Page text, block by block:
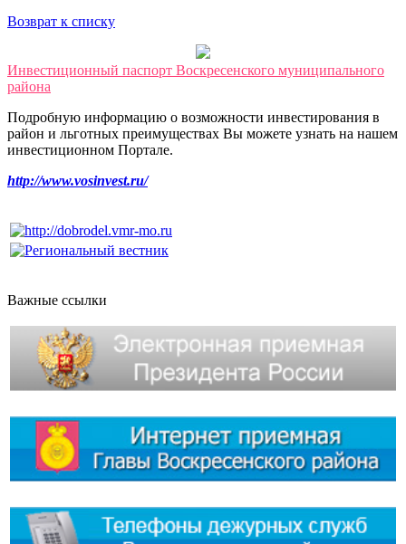
Возврат к списку
Инвестиционный паспорт Воскресенского муниципального
района
Подробную информацию о возможности инвестирования в
район и льготных преимуществах Вы можете узнать на нашем
инвестиционном Портале.
http://www.vosinvest.ru/
Важные ссылки